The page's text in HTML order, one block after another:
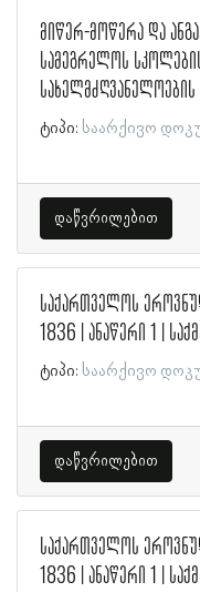
მიწერ-მოწერა და
სამეგრელოს
ტიპი: საარქივო
დაწვრილებით
საქართველოს
1836 | ანაწერი 1 |
ტიპი: საარქივო
დაწვრილებით
საქართველოს
1836 | ანაწერი 1 |